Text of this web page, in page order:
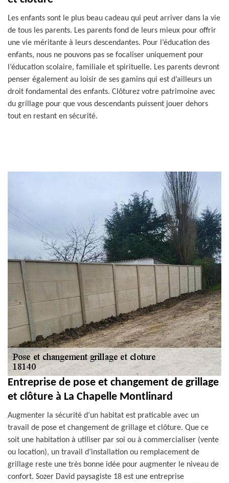
Les enfants sont le plus beau cadeau qui peut arriver dans la vie
de tous les parents. Les parents fond de leurs mieux pour offrir
une vie méritante à leurs descendantes. Pour l’éducation des
enfants, nous ne pouvons pas se focaliser uniquement pour
l’éducation scolaire, familiale et spirituelle. Les parents devront
penser également au loisir de ses gamins qui est d’ailleurs un
droit fondamental des enfants. Clôturez votre patrimoine avec
du grillage pour que vous descendants puissent jouer dehors
tout en restant en sécurité.
Entreprise de pose et changement de grillage
et clôture à La Chapelle Montlinard
Augmenter la sécurité d’un habitat est praticable avec un
travail de pose et changement de grillage et clôture. Que ce
soit une habitation à utiliser par soi ou à commercialiser (vente
ou location), un travail d’installation ou remplacement de
grillage reste une très bonne idée pour augmenter le niveau de
confort. Sozer David paysagiste 18 est une entreprise